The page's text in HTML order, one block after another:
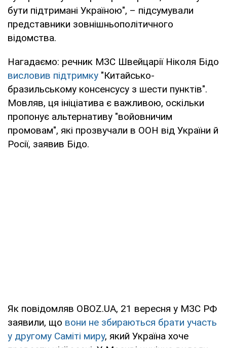
бути підтримані Україною", – підсумували
представники зовнішньополітичного
відомства.
Нагадаємо: речник МЗС Швейцарії Ніколя Бідо
висловив підтримку "Китайсько-
бразильському консенсусу з шести пунктів".
Мовляв, ця ініціатива є важливою, оскільки
пропонує альтернативу "войовничим
промовам", які прозвучали в ООН від України й
Росії, заявив Бідо.
Як повідомляв OBOZ.UA, 21 вересня у МЗС РФ
заявили, що вони не збираються брати участь
у другому Саміті миру, який Україна хоче